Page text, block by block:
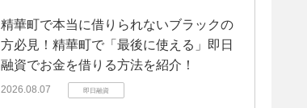
精華町で本当に借りられないブラックの
方必見！精華町で「最後に使える」即日
融資でお金を借りる方法を紹介！
2026.08.07 即日融資